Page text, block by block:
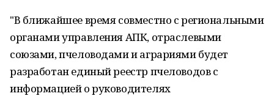
"В ближайшее время совместно с региональными
органами управления АПК, отраслевыми
союзами, пчеловодами и аграриями будет
разработан единый реестр пчеловодов с
информацией о руководителях